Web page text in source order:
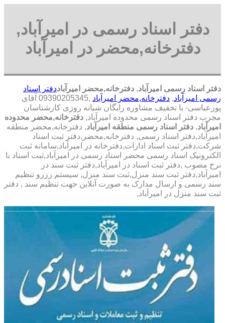
دفتر اسناد رسمی در امیرآباد,
دفترخانه,محضر در امیرآباد
دفتر اسناد رسمی امیرآباد, دفترخانه,محضر امیرآباددفتر اسناد
رسمی امیرآباد, دفترخانه,محضر امیرآباد
,09390205345 آقای
پورعباسی- با تخفیف مشاوره رايگان شبانه روزی کارشناسان
مجرب دفتر اسناد رسمی محدوده امیرآباد, دفترخانه,محضر محدوده
امیرآباد, دفتر اسناد رسمی منطقه امیرآباد, دفترخانه,محضر منطقه
امیرآباد,دفتر اسناد رسمی, دفترخانه,محضر,دفتر ثبت اسناد
شرکت,دفتر ثبت اسناد ادارات,دفترخانه در امیرآباد,سامانه ثبت
الکترونیک اسناد رسمی محضر اسناد رسمی در امیرآباد,ثبت اسناد با
نرخ مصوب ,دفتر ثبت اسناد در امیرآباد,دفتر ثبت سند در
امیرآباد,دفتر ثبت سند منزل,ثبت سند منزل, سیستم رزرو تنظیم
سند رسمی و ارسال مدارک به صورت آنلاین جهت تنظیم سند , دفتر
ثبت سند منزل در امیرآباد,